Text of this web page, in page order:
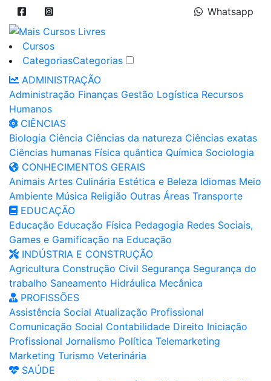
Whatsapp
Cursos
CategoriasCategorias
ADMINISTRAÇÃO
Administração Finanças Gestão Logística Recursos
Humanos
CIÊNCIAS
Biologia Ciência Ciências da natureza Ciências exatas
Ciências humanas Física quântica Química Sociologia
CONHECIMENTOS GERAIS
Animais Artes Culinária Estética e Beleza Idiomas Meio
Ambiente Música Religião Outras Áreas Transporte
EDUCAÇÃO
Educação Educação Física Pedagogia Redes Sociais,
Games e Gamificação na Educação
INDÚSTRIA E CONSTRUÇÃO
Agricultura Construção Civil Segurança Segurança do
trabalho Saneamento Hidráulica Mecânica
PROFISSÕES
Assistência Social Atualização Profissional
Comunicação Social Contabilidade Direito Iniciação
Profissional Jornalismo Política Telemarketing
Marketing Turismo Veterinária
SAÚDE